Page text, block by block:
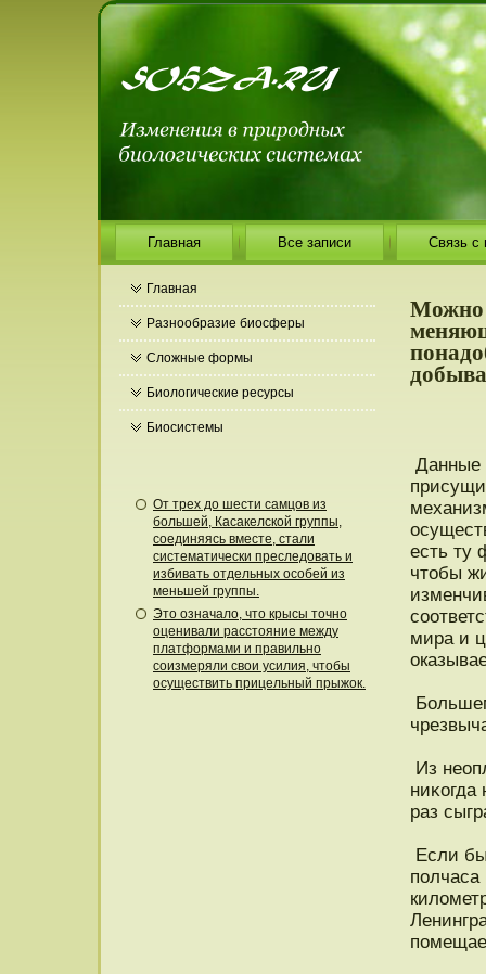
Главная Все записи Связь с
Главная
Разнообразие биосферы
Сложные формы
Биологические ресурсы
Биосистемы
От трех до шести самцов из
большей, Касакелской группы,
соединяясь вместе, стали
систематически преследовать и
избивать отдельных особей из
меньшей группы.
Это означало, что крысы точно
оценивали расстояние между
платформами и правильно
соизмеряли свои усилия, чтобы
осуществить прицельный прыжок.
Можно
Данные
есть ту
чтοбы
мира и
Из
ниκогда
раз
Если